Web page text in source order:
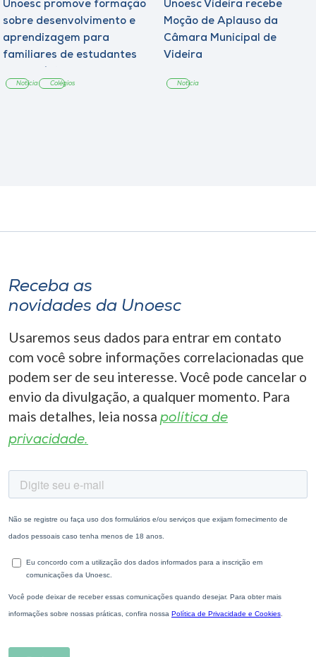
Unoesc promove formação
sobre desenvolvimento e
aprendizagem para
familiares de estudantes
Notícia Colégios
Unoesc Videira recebe
Moção de Aplauso da
Câmara Municipal de
Videira
Notícia
Receba as
novidades da Unoesc
Usaremos seus dados para entrar em contato
com você sobre informações correlacionadas que
podem ser de seu interesse. Você pode cancelar o
envio da divulgação, a qualquer momento. Para
mais detalhes, leia nossa política de
privacidade.